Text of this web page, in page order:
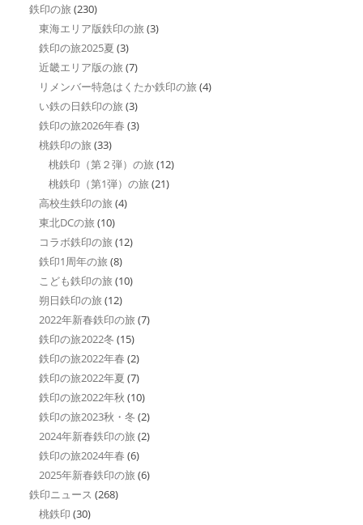
鉄印の旅 (230)
東海エリア版鉄印の旅 (3)
鉄印の旅2025夏 (3)
近畿エリア版の旅 (7)
リメンバー特急はくたか鉄印の旅 (4)
い鉄の日鉄印の旅 (3)
鉄印の旅2026年春 (3)
桃鉄印の旅 (33)
桃鉄印（第２弾）の旅 (12)
桃鉄印（第1弾）の旅 (21)
高校生鉄印の旅 (4)
東北DCの旅 (10)
コラボ鉄印の旅 (12)
鉄印1周年の旅 (8)
こども鉄印の旅 (10)
朔日鉄印の旅 (12)
2022年新春鉄印の旅 (7)
鉄印の旅2022冬 (15)
鉄印の旅2022年春 (2)
鉄印の旅2022年夏 (7)
鉄印の旅2022年秋 (10)
鉄印の旅2023秋・冬 (2)
2024年新春鉄印の旅 (2)
鉄印の旅2024年春 (6)
2025年新春鉄印の旅 (6)
鉄印ニュース (268)
桃鉄印 (30)